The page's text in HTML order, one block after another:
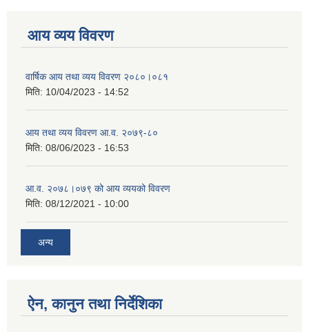
आय व्यय विवरण
वार्षिक आय तथा व्यय विवरण २०८०।०८१
मिति: 10/04/2023 - 14:52
आय तथा व्यय विवरण आ.व. २०७९-८०
मिति: 08/06/2023 - 16:53
आ.व. २०७८।०७९ को आय व्ययको विवरण
मिति: 08/12/2021 - 10:00
अन्य
ऐन, कानुन तथा निर्देशिका